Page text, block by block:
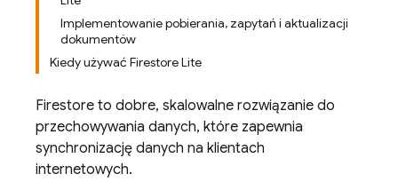
Implementowanie pobierania, zapytań i aktualizacji
dokumentów
Kiedy używać Firestore Lite
Firestore to dobre, skalowalne rozwiązanie do
przechowywania danych, które zapewnia
synchronizację danych na klientach
internetowych.